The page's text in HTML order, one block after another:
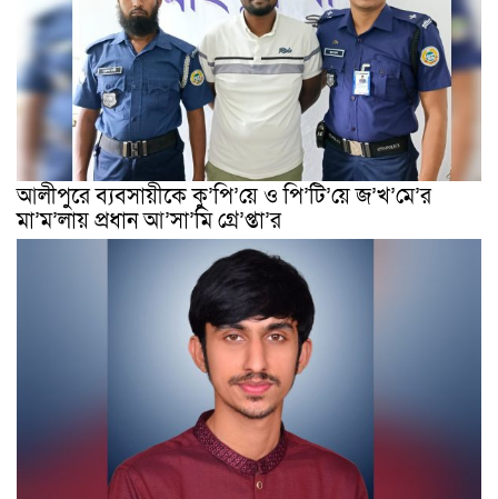
আলীপুরে ব্যবসায়ীকে কু’পি’য়ে ও পি’টি’য়ে জ’খ’মে’র
মা’ম’লায় প্রধান আ’সা’মি গ্রে’প্তা’র